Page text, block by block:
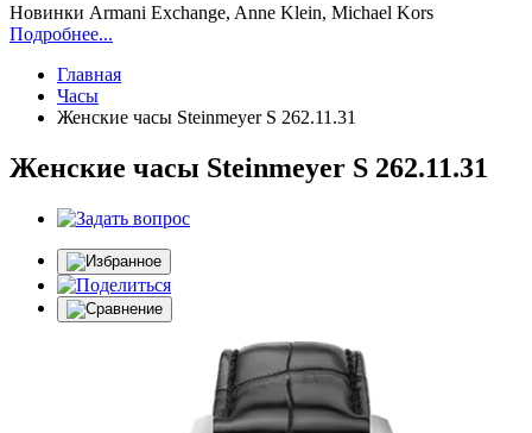
Новинки Armani Exchange, Anne Klein, Michael Kors
Подробнее...
Главная
Часы
Женские часы Steinmeyer S 262.11.31
Женские часы Steinmeyer S 262.11.31